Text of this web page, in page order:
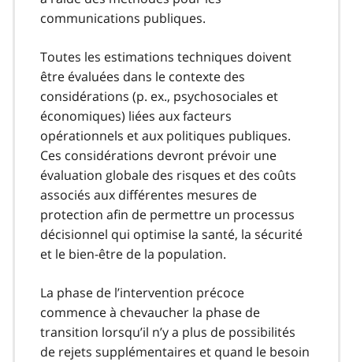
communications publiques.
Toutes les estimations techniques doivent
être évaluées dans le contexte des
considérations (p. ex., psychosociales et
économiques) liées aux facteurs
opérationnels et aux politiques publiques.
Ces considérations devront prévoir une
évaluation globale des risques et des coûts
associés aux différentes mesures de
protection afin de permettre un processus
décisionnel qui optimise la santé, la sécurité
et le bien-être de la population.
La phase de l’intervention précoce
commence à chevaucher la phase de
transition lorsqu’il n’y a plus de possibilités
de rejets supplémentaires et quand le besoin